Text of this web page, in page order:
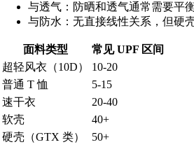
与透气：防晒和透气通常需要平
与防水：无直接线性关系，但硬
面料类型
常见 UPF 区间
超轻风衣（10D）
10-20
普通 T 恤
5-15
速干衣
20-40
软壳
40+
硬壳（GTX 类）
50+